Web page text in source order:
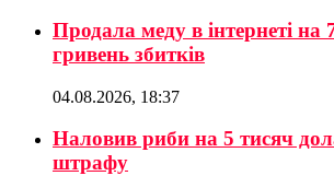
Продала меду в інтернеті на
гривень збитків
04.08.2026, 18:37
Наловив риби на 5 тисяч
штрафу